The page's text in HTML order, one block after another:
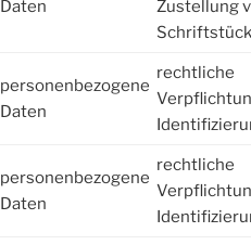
Daten
Zustellung
personenbezogene
Daten
rechtliche
personenbezogene
Daten
rechtliche